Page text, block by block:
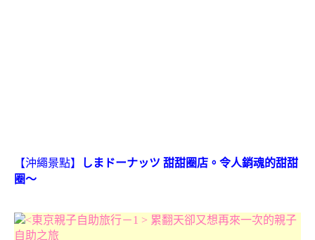
【沖繩景點】 しまドーナッツ 甜甜圈店 。令人銷魂的甜甜
圈～